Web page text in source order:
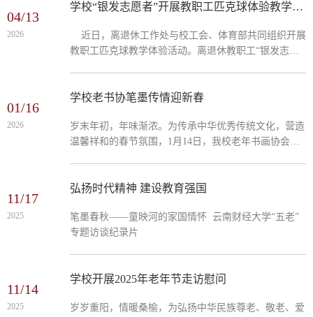
王洛宾先生的“在那遥远的地方”“来到遥远的地方”“这不
池圆舞曲”“丰收酒歌”等舞蹈。演出受到联欢会与会者
高度赞扬，云财老同志们的良好素养和艺术水...
04/13
2026
学校“银发志愿者”开展教职工匹克球体验教学活动
近日，离退休工作处与校工会、体育部共同组织开展
教职工匹克球教学体验活动。离退休教职工“银发志愿
加活动的教职工详细讲解了匹克球的起源、发展、规
教学，帮助零基础的教职工快速掌握运动要领。活动得
到广大职工的认可和赞誉。
01/16
2026
学校老书协笔墨传情迎新春
岁末年初，年味渐浓。为传承中华优秀传统文化，营造
温馨祥和的春节氛围，1月14日，我校老年书画协会组
职工送上饱含祝福的新春佳作，让墨香与暖意漫润校
画协会的老同志们精神矍铄，笔锋遒劲。他们挥毫疾
书，隶、楷、行、草等多种书体各展风采，一幅幅寓意
11/17
2025
弘扬时代精神 建设教育强国
笔墨春秋——童映河的家国情怀 云南财经大学“五老”
专题访谈纪录片
11/14
2025
学校开展2025年老年节走访慰问
岁岁重阳，情暖桑榆，为弘扬中华民族尊老、敬老、爱